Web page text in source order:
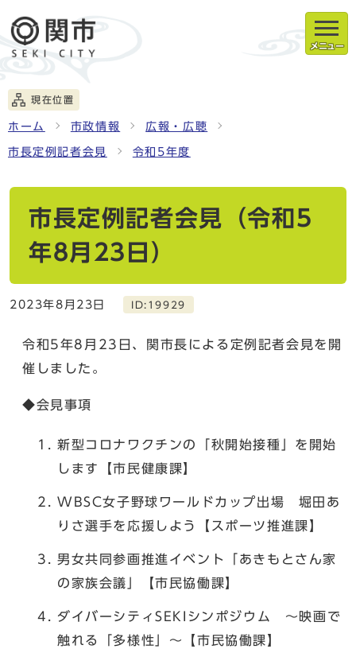
メニュー
現在位置
ホーム 市政情報 広報・広聴
市長定例記者会見 令和5年度
市長定例記者会見（令和5
年8月23日）
2023年8月23日 ID:19929
令和5年8月23日、関市長による定例記者会見を開
催しました。
◆会見事項
新型コロナワクチンの「秋開始接種」を開始
します【市民健康課】
WBSC女子野球ワールドカップ出場 堀田あ
りさ選手を応援しよう【スポーツ推進課】
男女共同参画推進イベント「あきもとさん家
の家族会議」【市民協働課】
ダイバーシティSEKIシンポジウム ～映画で
触れる「多様性」～【市民協働課】